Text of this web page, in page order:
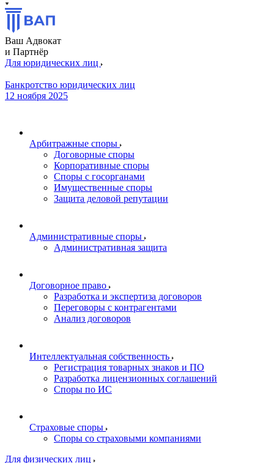
Ваш Адвокат
и Партнёр
Для юридических лиц
Банкротство юридических лиц
12 ноября 2025
Арбитражные споры
Договорные споры
Корпоративные споры
Споры с госорганами
Имущественные споры
Защита деловой репутации
Административные споры
Административная защита
Договорное право
Разработка и экспертиза договоров
Переговоры с контрагентами
Анализ договоров
Интеллектуальная собственность
Регистрация товарных знаков и ПО
Разработка лицензионных соглашений
Споры по ИС
Страховые споры
Споры со страховыми компаниями
Для физических лиц